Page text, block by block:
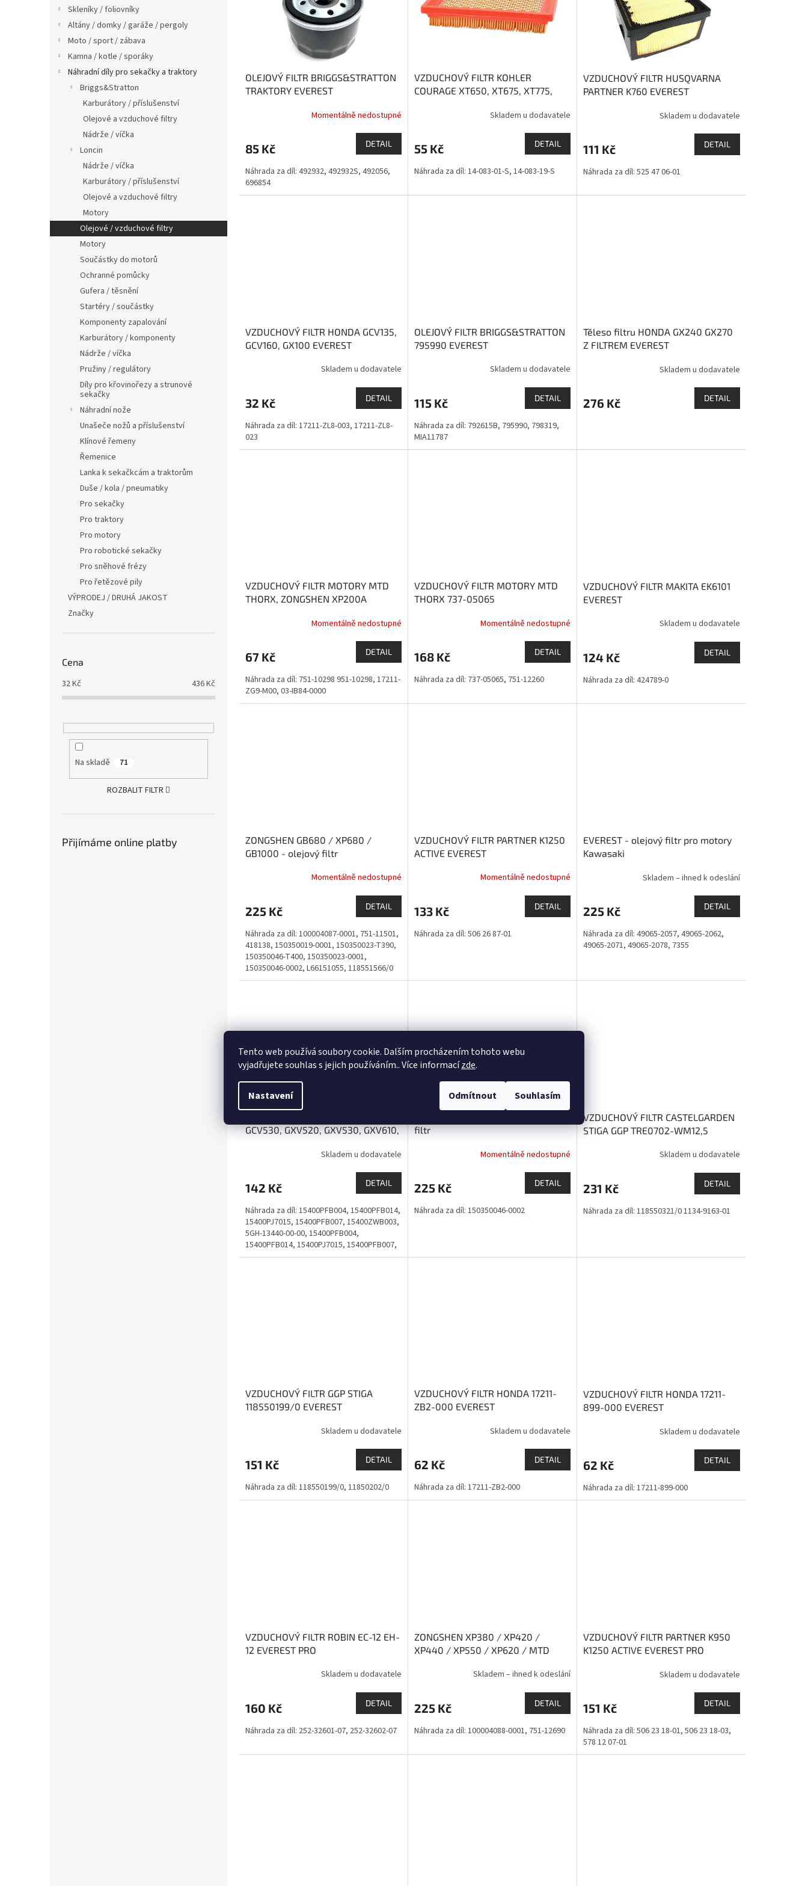
Tento web používá soubory cookie. Dalším procházením tohoto webu
vyjadřujete souhlas s jejich používáním.. Více informacízde.
Nastavení Odmítnout Souhlasím
Skleníky / foliovníky
Altány / domky / garáže / pergoly
Moto / sport / zábava
Kamna / kotle / sporáky
Náhradní díly pro sekačky a traktory
Briggs&Stratton
Karburátory / příslušenství
Olejové a vzduchové filtry
Nádrže / víčka
Loncin
Nádrže / víčka
Karburátory / příslušenství
Olejové a vzduchové filtry
Motory
Olejové / vzduchové filtry
Motory
Součástky do motorů
Ochranné pomůcky
Gufera / těsnění
Startéry / součástky
Komponenty zapalování
Karburátory / komponenty
Nádrže / víčka
Pružiny / regulátory
Díly pro křovinořezy a strunové
sekačky
Náhradní nože
Unašeče nožů a příslušenství
Klínové řemeny
Řemenice
Lanka k sekačkcám a traktorům
Duše / kola / pneumatiky
Pro sekačky
Pro traktory
Pro motory
Pro robotické sekačky
Pro sněhové frézy
Pro řetězové pily
VÝPRODEJ / DRUHÁ JAKOST
Značky
Cena
32Kč 436Kč
Na skladě 71
ROZBALIT FILTR
Přijímáme online platby
OLEJOVÝ FILTR BRIGGS&STRATTON
TRAKTORY EVEREST
Momentálně nedostupné
85 Kč DETAIL
Náhrada za díl: 492932, 492932S, 492056,
696854
VZDUCHOVÝ FILTR KOHLER
COURAGE XT650, XT675, XT775,
Skladem u dodavatele
55 Kč DETAIL
Náhrada za díl: 14-083-01-S, 14-083-19-S
VZDUCHOVÝ FILTR HUSQVARNA
PARTNER K760 EVEREST
Skladem u dodavatele
111 Kč DETAIL
Náhrada za díl: 525 47 06-01
VZDUCHOVÝ FILTR HONDA GCV135,
GCV160, GX100 EVEREST
Skladem u dodavatele
32 Kč DETAIL
Náhrada za díl: 17211-ZL8-003, 17211-ZL8-
023
OLEJOVÝ FILTR BRIGGS&STRATTON
795990 EVEREST
Skladem u dodavatele
115 Kč DETAIL
Náhrada za díl: 792615B, 795990, 798319,
MIA11787
Těleso filtru HONDA GX240 GX270
Z FILTREM EVEREST
Skladem u dodavatele
276 Kč DETAIL
VZDUCHOVÝ FILTR MOTORY MTD
THORX, ZONGSHEN XP200A
Momentálně nedostupné
67 Kč DETAIL
Náhrada za díl: 751-10298 951-10298, 17211-
ZG9-M00, 03-IB84-0000
VZDUCHOVÝ FILTR MOTORY MTD
THORX 737-05065
Momentálně nedostupné
168 Kč DETAIL
Náhrada za díl: 737-05065, 751-12260
VZDUCHOVÝ FILTR MAKITA EK6101
EVEREST
Skladem u dodavatele
124 Kč DETAIL
Náhrada za díl: 424789-0
ZONGSHEN GB680 / XP680 /
GB1000 - olejový filtr
Momentálně nedostupné
225 Kč DETAIL
Náhrada za díl: 100004087-0001, 751-11501,
418138, 150350019-0001, 150350023-T390,
150350046-T400, 150350023-0001,
150350046-0002, L66151055, 118551566/0
VZDUCHOVÝ FILTR PARTNER K1250
ACTIVE EVEREST
Momentálně nedostupné
133 Kč DETAIL
Náhrada za díl: 506 26 87-01
EVEREST - olejový filtr pro motory
Kawasaki
Skladem – ihned k odeslání
225 Kč DETAIL
Náhrada za díl: 49065-2057, 49065-2062,
49065-2071, 49065-2078, 7355
GCV530, GXV520, GXV530, GXV610,
Skladem u dodavatele
142 Kč DETAIL
Náhrada za díl: 15400PFB004, 15400PFB014,
15400PJ7015, 15400PFB007, 15400ZWB003,
5GH-13440-00-00, 15400PFB004,
15400PFB014, 15400PJ7015, 15400PFB007,
5GH134400000
filtr
Momentálně nedostupné
225 Kč DETAIL
Náhrada za díl: 150350046-0002
VZDUCHOVÝ FILTR CASTELGARDEN
STIGA GGP TRE0702-WM12,5
Skladem u dodavatele
231 Kč DETAIL
Náhrada za díl: 118550321/0 1134-9163-01
VZDUCHOVÝ FILTR GGP STIGA
118550199/0 EVEREST
Skladem u dodavatele
151 Kč DETAIL
Náhrada za díl: 118550199/0, 11850202/0
VZDUCHOVÝ FILTR HONDA 17211-
ZB2-000 EVEREST
Skladem u dodavatele
62 Kč DETAIL
Náhrada za díl: 17211-ZB2-000
VZDUCHOVÝ FILTR HONDA 17211-
899-000 EVEREST
Skladem u dodavatele
62 Kč DETAIL
Náhrada za díl: 17211-899-000
VZDUCHOVÝ FILTR ROBIN EC-12 EH-
12 EVEREST PRO
Skladem u dodavatele
160 Kč DETAIL
Náhrada za díl: 252-32601-07, 252-32602-07
ZONGSHEN XP380 / XP420 /
XP440 / XP550 / XP620 / MTD
Skladem – ihned k odeslání
225 Kč DETAIL
Náhrada za díl: 100004088-0001, 751-12690
VZDUCHOVÝ FILTR PARTNER K950
K1250 ACTIVE EVEREST PRO
Skladem u dodavatele
151 Kč DETAIL
Náhrada za díl: 506 23 18-01, 506 23 18-03,
578 12 07-01